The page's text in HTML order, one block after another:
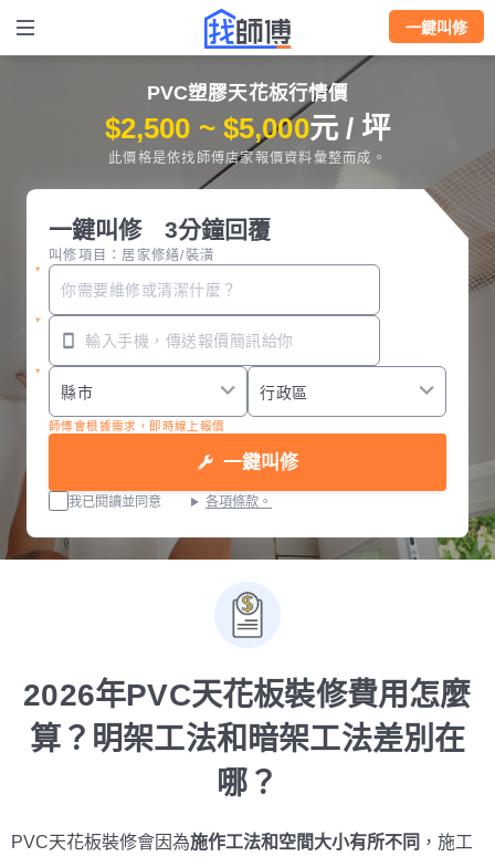
一鍵叫修
PVC塑膠天花板行情價
$2,500 ~ $5,000元 / 坪
此價格是依找師傅店家報價資料彙整而成。
一鍵叫修 3分鐘回覆
叫修項目：居家修繕/裝潢
師傅會根據需求，即時線上報價
一鍵叫修
我已閱讀並同意 各項條款。
2026年PVC天花板裝修費用怎麼
算？明架工法和暗架工法差別在
哪？
PVC天花板裝修會因為施作工法和空間大小有所不同 ，施工